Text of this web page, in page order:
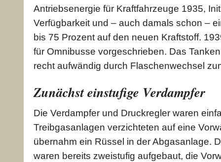
Antriebsenergie für Kraftfahrzeuge 1935,
Verfügbarkeit und – auch damals schon –
bis 75 Prozent auf den neuen Kraftstoff.
für Omnibusse vorgeschrieben. Das
recht aufwändig durch Flaschenwechsel
Zunächst einstufige Verdampfer
Die Verdampfer und Druckregler waren
Treibgasanlagen verzichteten auf eine
übernahm ein Rüssel in der Abgasanlage.
waren bereits zweistufig aufgebaut, die